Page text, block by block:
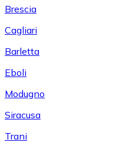
Brescia
Cagliari
Barletta
Eboli
Modugno
Siracusa
Trani